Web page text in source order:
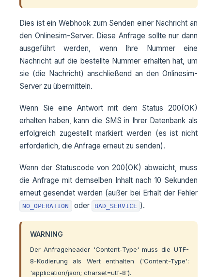
Dies ist ein Webhook zum Senden einer Nachricht an
den Onlinesim-Server. Diese Anfrage sollte nur dann
ausgeführt werden, wenn Ihre Nummer eine
Nachricht auf die bestellte Nummer erhalten hat, um
sie (die Nachricht) anschließend an den Onlinesim-
Server zu übermitteln.
Wenn Sie eine Antwort mit dem Status 200(OK)
erhalten haben, kann die SMS in Ihrer Datenbank als
erfolgreich zugestellt markiert werden (es ist nicht
erforderlich, die Anfrage erneut zu senden).
Wenn der Statuscode von 200(OK) abweicht, muss
die Anfrage mit demselben Inhalt nach 10 Sekunden
erneut gesendet werden (außer bei Erhalt der Fehler
NO_OPERATION oder BAD_SERVICE ).
WARNING
Der Anfrageheader 'Content-Type' muss die UTF-
8-Kodierung als Wert enthalten ('Content-Type':
'application/json; charset=utf-8').